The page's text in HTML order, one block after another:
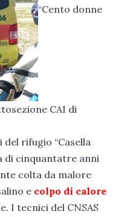
“Cento donne
CAI di
del rifugio “Casella
di cinquantatre anni
colta da malore
e colpo di calore
I tecnici del CNSAS